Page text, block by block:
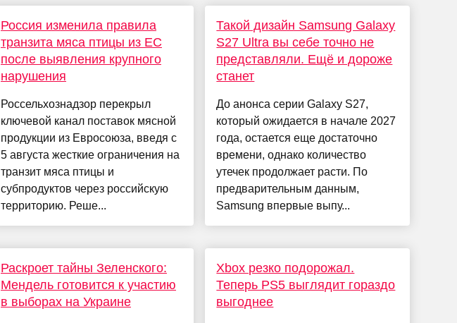
Россия изменила правила
транзита мяса птицы из ЕС
после выявления крупного
нарушения
Россельхознадзор перекрыл
ключевой канал поставок мясной
продукции из Евросоюза, введя с
5 августа жесткие ограничения на
транзит мяса птицы и
субпродуктов через российскую
территорию. Реше...
Раскроет тайны Зеленского:
Мендель готовится к участию
в выборах на Украине
Такой дизайн Samsung Galaxy
S27 Ultra вы себе точно не
представляли. Ещё и дороже
станет
До анонса серии Galaxy S27,
который ожидается в начале 2027
года, остается еще достаточно
времени, однако количество
утечек продолжает расти. По
предварительным данным,
Samsung впервые выпу...
Xbox резко подорожал.
Теперь PS5 выглядит гораздо
выгоднее